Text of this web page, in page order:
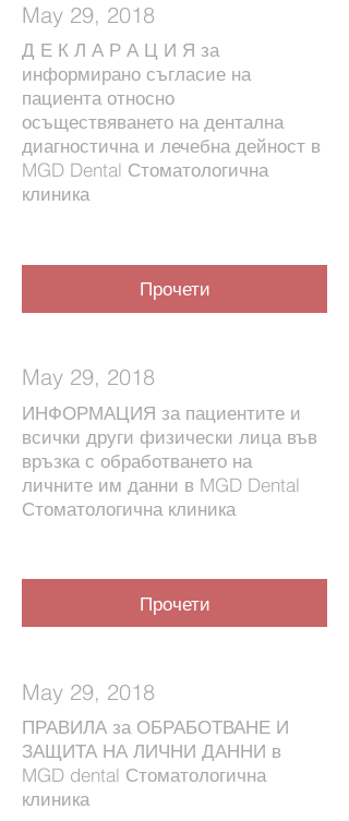
May 29, 2018
Д Е К Л А Р А Ц И Я за
информирано съгласие на
пациента относно
осъществяването на дентална
диагностична и лечебна дейност в
MGD Dental Стоматологична
клиника
Прочети
May 29, 2018
ИНФОРМАЦИЯ за пациентите и
всички други физически лица във
връзка с обработването на
личните им данни в MGD Dental
Стоматологична клиника
Прочети
May 29, 2018
ПРАВИЛА за ОБРАБОТВАНЕ И
ЗАЩИТА НА ЛИЧНИ ДАННИ в
MGD dental Стоматологична
клиника